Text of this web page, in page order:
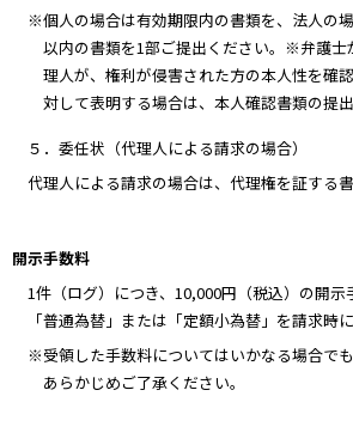
※個人の場合は有効期限内の書類を、法人の
以内の書類を1部ご提出ください。※弁護士
理人が、権利が侵害された方の本人性を確
対して表明する場合は、本人確認書類の提出
５．委任状（代理人による請求の場合）
代理人による請求の場合は、代理権を証する書
開示手数料
1件（ログ）につき、10,000円（税込）の開示
「普通為替」または「定額小為替」を請求時
※受領した手数料についてはいかなる場合で
あらかじめご了承ください。